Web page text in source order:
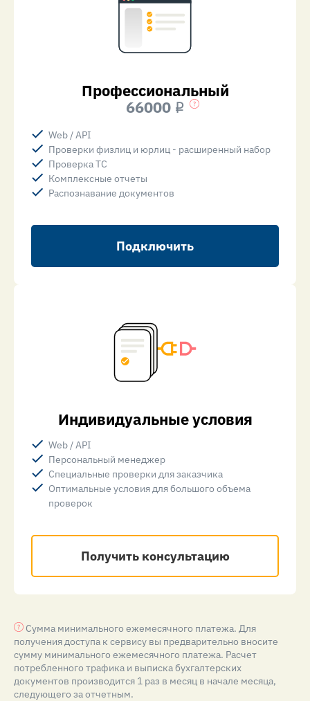
Профессиональный
66000 i
Web / API
Проверки физлиц и юрлиц - расширенный набор
Проверка ТС
Комплексные отчеты
Распознавание документов
Подключить
Индивидуальные условия
Web / API
Персональный менеджер
Специальные проверки для заказчика
Оптимальные условия для большого объема
проверок
Получить консультацию
Сумма минимального ежемесячного платежа. Для
получения доступа к сервису вы предварительно вносите
сумму минимального ежемесячного платежа. Расчет
потребленного трафика и выписка бухгалтерских
документов производится 1 раз в месяц в начале месяца,
следующего за отчетным.